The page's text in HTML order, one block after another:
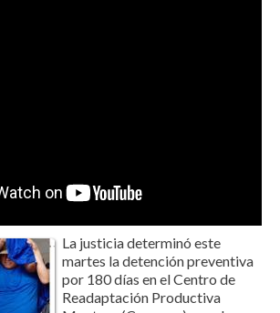
La justicia determinó este
martes la detención preventiva
por 180 días en el Centro de
Readaptación Productiva